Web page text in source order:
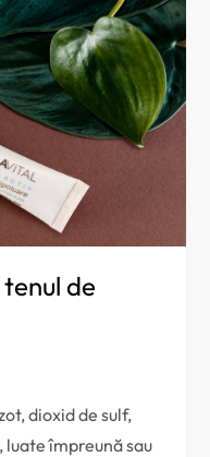
de
dioxid de sulf,
împreună sau